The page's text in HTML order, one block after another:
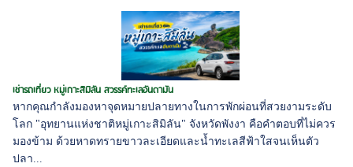
เช่ารถเที่ยว หมู่เกาะสิมิลัน สวรรค์ทะเลอันดามัน
หากคุณกำลังมองหาจุดหมายปลายทางในการพักผ่อนที่สวยงามระดับ
โลก "อุทยานแห่งชาติหมู่เกาะสิมิลัน" จังหวัดพังงา คือคำตอบที่ไม่ควร
มองข้าม ด้วยหาดทรายขาวละเอียดและน้ำทะเลสีฟ้าใสจนเห็นตัว
ปลา...